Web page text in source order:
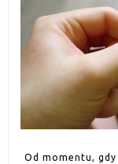
Od momentu,